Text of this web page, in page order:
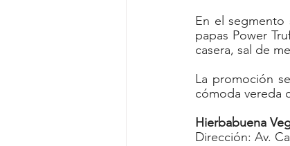
En el
papas Power
casera, sal de
La promoción
cómoda vereda
Hierbabuena
Dirección: Av.